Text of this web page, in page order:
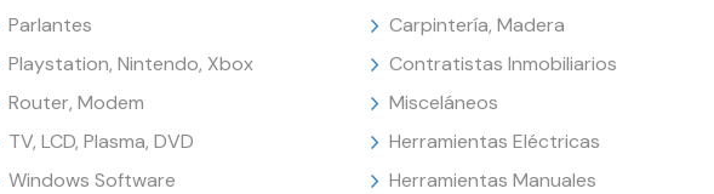
Parlantes
Playstation, Nintendo, Xbox
Router, Modem
TV, LCD, Plasma, DVD
Windows Software
Carpintería, Madera
Contratistas Inmobiliarios
Misceláneos
Herramientas Eléctricas
Herramientas Manuales